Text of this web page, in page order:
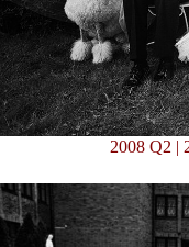
2008 Q2 |